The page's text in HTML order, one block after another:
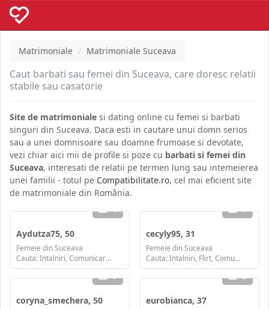
Matrimoniale Matrimoniale Suceava
Caut barbati sau femei din Suceava, care doresc relatii
stabile sau casatorie
Site de matrimoniale si dating online cu femei si barbati
singuri din Suceava. Daca esti in cautare unui domn serios
sau a unei domnisoare sau doamne frumoase si devotate,
vezi chiar aici mii de profile si poze cu barbati si femei din
Suceava, interesati de relatii pe termen lung sau intemeierea
unei familii - totul pe Compatibilitate.ro, cel mai eficient site
de matrimoniale din România.
1
Aydutza75, 50
Femeie din Suceava
Cauta: Intalniri, Comunicare / chat, Prietenie, Casatorie
1
cecyly95, 31
Femeie din Suceava
Cauta: Intalniri, Flirt, Comunicare / chat, Prietenie, Casatorie
3
coryna_smechera, 50
2
eurobianca, 37